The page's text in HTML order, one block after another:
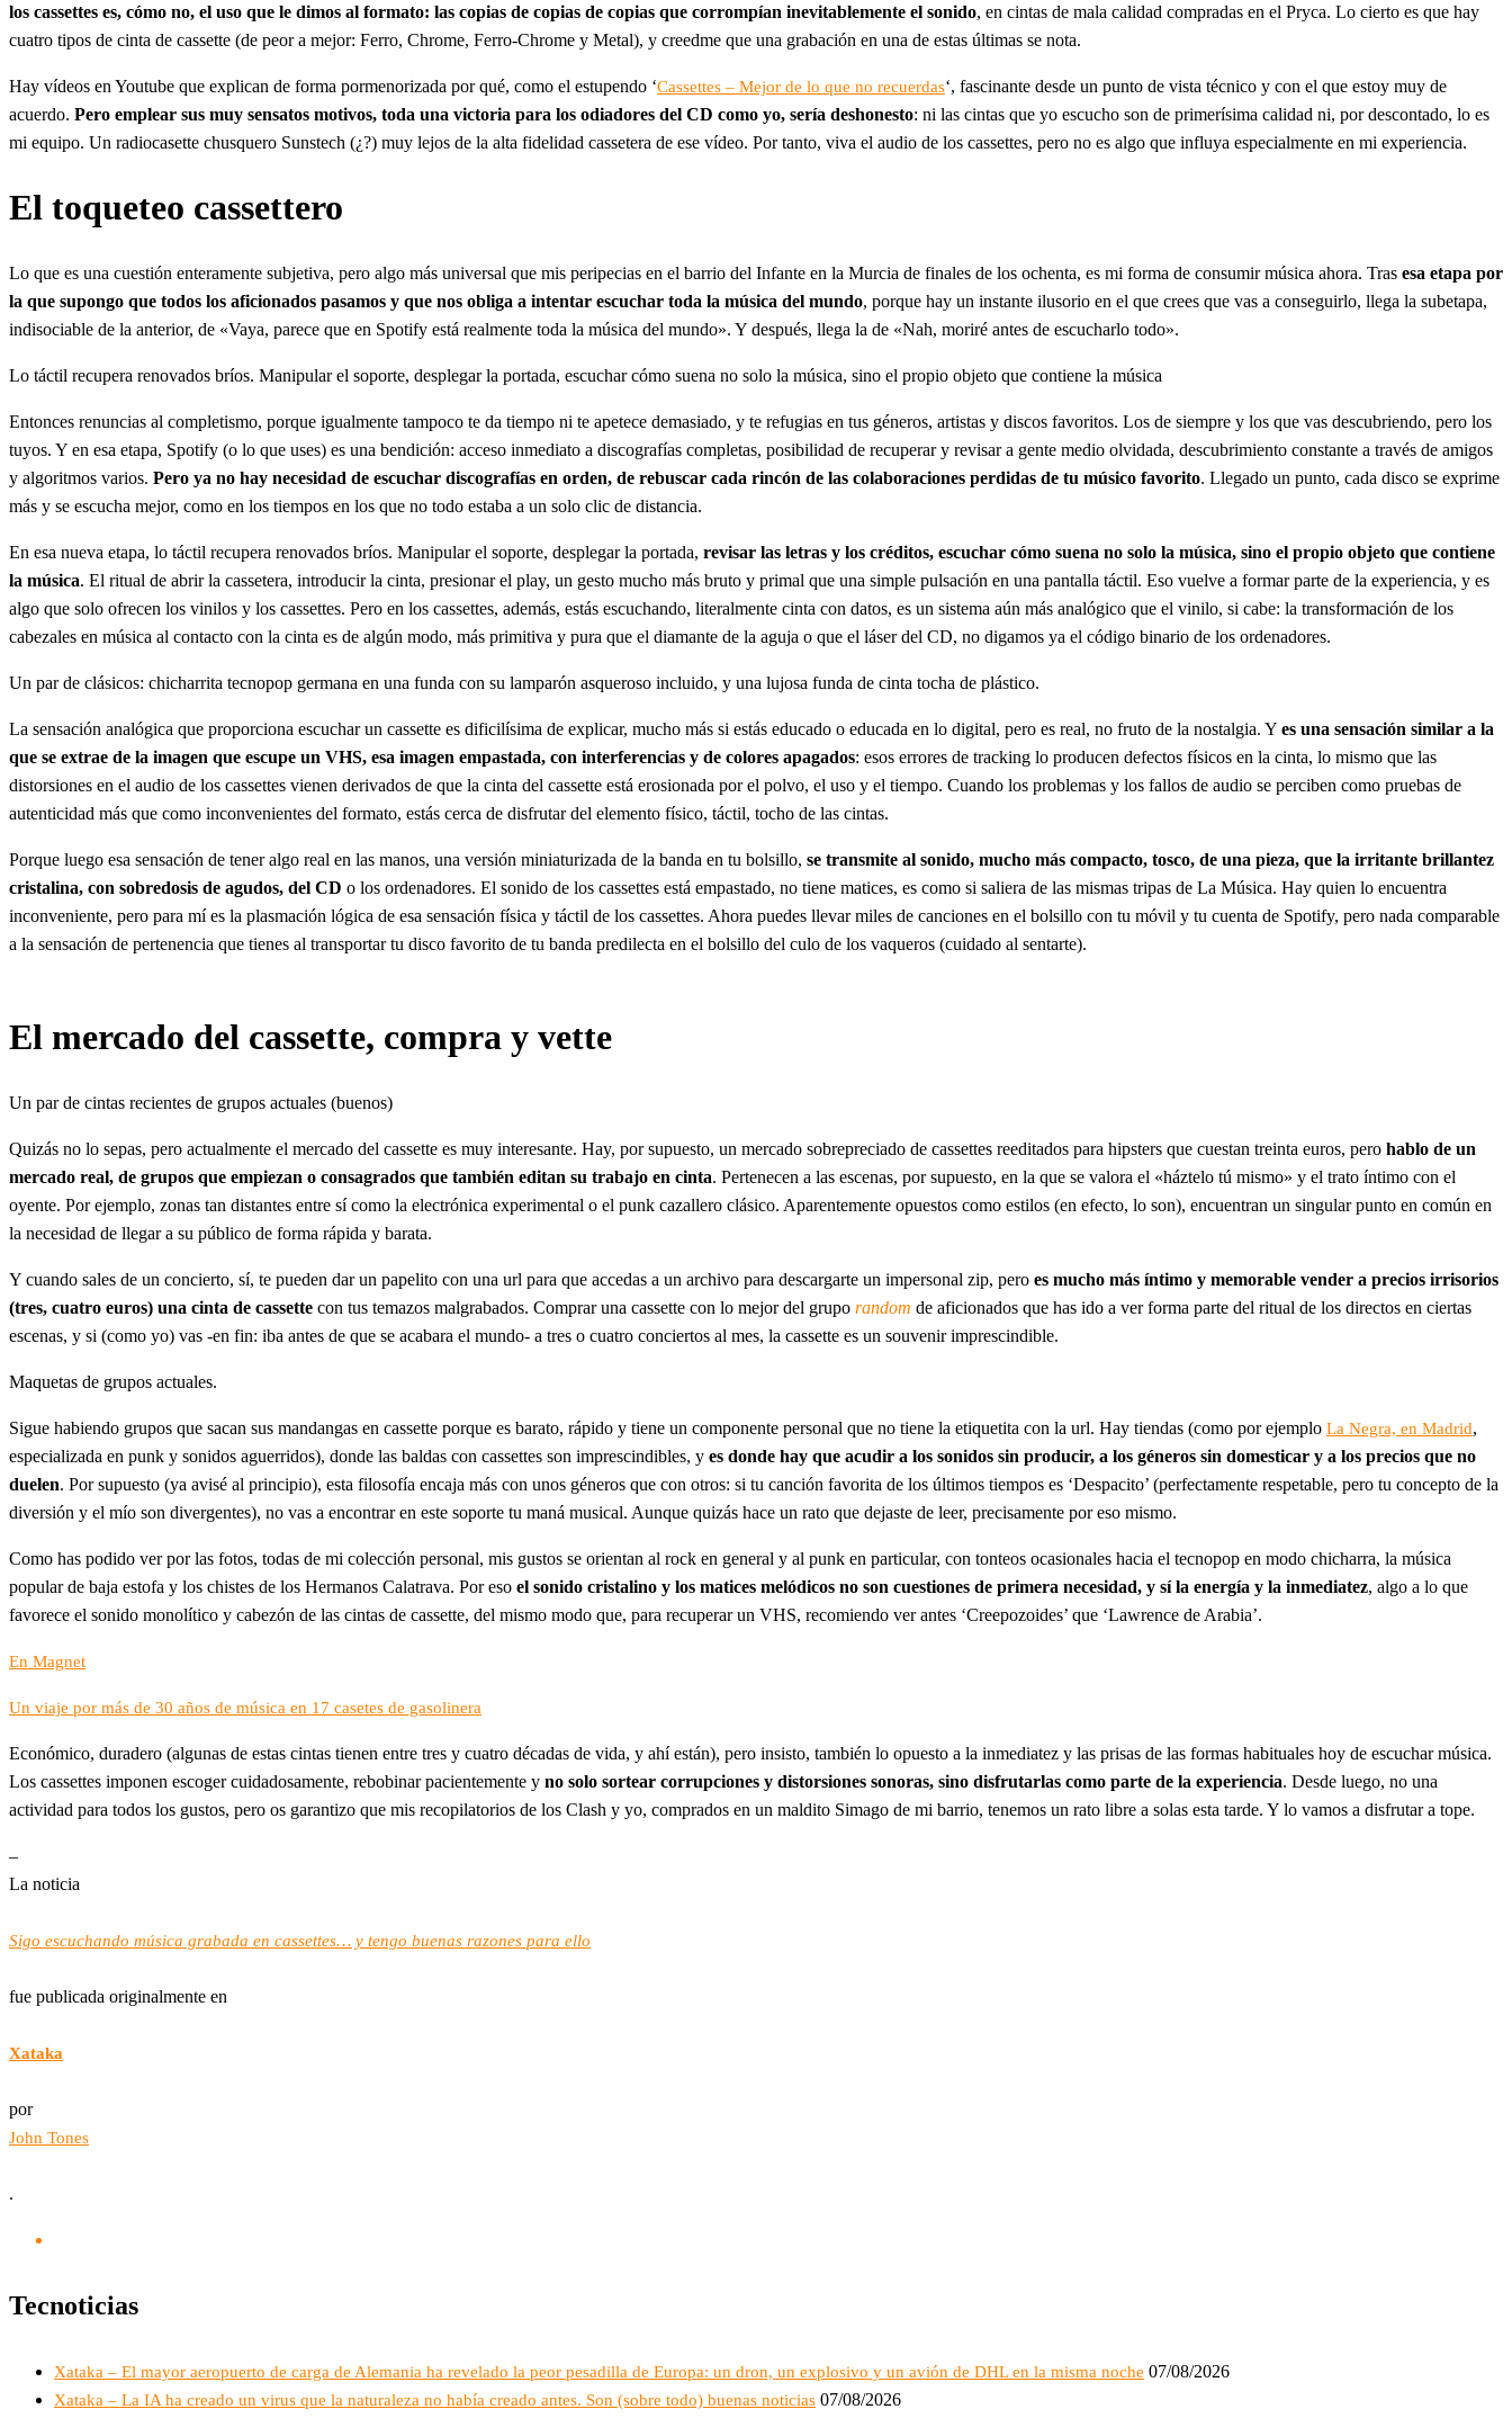
los cassettes es, cómo no, el uso que le dimos al formato: las copias de copias de copias que corrompían inevitablemente el sonido, en cintas de mala calidad compradas en el Pryca. Lo cierto es que hay
cuatro tipos de cinta de cassette (de peor a mejor: Ferro, Chrome, Ferro-Chrome y Metal), y creedme que una grabación en una de estas últimas se nota.
Hay vídeos en Youtube que explican de forma pormenorizada por qué, como el estupendo ‘Cassettes – Mejor de lo que no recuerdas‘, fascinante desde un punto de vista técnico y con el que estoy muy de
acuerdo. Pero emplear sus muy sensatos motivos, toda una victoria para los odiadores del CD como yo, sería deshonesto: ni las cintas que yo escucho son de primerísima calidad ni, por descontado, lo es
mi equipo. Un radiocasette chusquero Sunstech (¿?) muy lejos de la alta fidelidad cassetera de ese vídeo. Por tanto, viva el audio de los cassettes, pero no es algo que influya especialmente en mi experiencia.
El toqueteo cassettero
Lo que es una cuestión enteramente subjetiva, pero algo más universal que mis peripecias en el barrio del Infante en la Murcia de finales de los ochenta, es mi forma de consumir música ahora. Tras esa etapa por
la que supongo que todos los aficionados pasamos y que nos obliga a intentar escuchar toda la música del mundo, porque hay un instante ilusorio en el que crees que vas a conseguirlo, llega la subetapa,
indisociable de la anterior, de «Vaya, parece que en Spotify está realmente toda la música del mundo». Y después, llega la de «Nah, moriré antes de escucharlo todo».
Lo táctil recupera renovados bríos. Manipular el soporte, desplegar la portada, escuchar cómo suena no solo la música, sino el propio objeto que contiene la música
Entonces renuncias al completismo, porque igualmente tampoco te da tiempo ni te apetece demasiado, y te refugias en tus géneros, artistas y discos favoritos. Los de siempre y los que vas descubriendo, pero los
tuyos. Y en esa etapa, Spotify (o lo que uses) es una bendición: acceso inmediato a discografías completas, posibilidad de recuperar y revisar a gente medio olvidada, descubrimiento constante a través de amigos
y algoritmos varios. Pero ya no hay necesidad de escuchar discografías en orden, de rebuscar cada rincón de las colaboraciones perdidas de tu músico favorito. Llegado un punto, cada disco se exprime
más y se escucha mejor, como en los tiempos en los que no todo estaba a un solo clic de distancia.
En esa nueva etapa, lo táctil recupera renovados bríos. Manipular el soporte, desplegar la portada, revisar las letras y los créditos, escuchar cómo suena no solo la música, sino el propio objeto que contiene
la música. El ritual de abrir la cassetera, introducir la cinta, presionar el play, un gesto mucho más bruto y primal que una simple pulsación en una pantalla táctil. Eso vuelve a formar parte de la experiencia, y es
algo que solo ofrecen los vinilos y los cassettes. Pero en los cassettes, además, estás escuchando, literalmente cinta con datos, es un sistema aún más analógico que el vinilo, si cabe: la transformación de los
cabezales en música al contacto con la cinta es de algún modo, más primitiva y pura que el diamante de la aguja o que el láser del CD, no digamos ya el código binario de los ordenadores.
Un par de clásicos: chicharrita tecnopop germana en una funda con su lamparón asqueroso incluido, y una lujosa funda de cinta tocha de plástico.
La sensación analógica que proporciona escuchar un cassette es dificilísima de explicar, mucho más si estás educado o educada en lo digital, pero es real, no fruto de la nostalgia. Y es una sensación similar a la
que se extrae de la imagen que escupe un VHS, esa imagen empastada, con interferencias y de colores apagados: esos errores de tracking lo producen defectos físicos en la cinta, lo mismo que las
distorsiones en el audio de los cassettes vienen derivados de que la cinta del cassette está erosionada por el polvo, el uso y el tiempo. Cuando los problemas y los fallos de audio se perciben como pruebas de
autenticidad más que como inconvenientes del formato, estás cerca de disfrutar del elemento físico, táctil, tocho de las cintas.
Porque luego esa sensación de tener algo real en las manos, una versión miniaturizada de la banda en tu bolsillo, se transmite al sonido, mucho más compacto, tosco, de una pieza, que la irritante brillantez
cristalina, con sobredosis de agudos, del CD o los ordenadores. El sonido de los cassettes está empastado, no tiene matices, es como si saliera de las mismas tripas de La Música. Hay quien lo encuentra
inconveniente, pero para mí es la plasmación lógica de esa sensación física y táctil de los cassettes. Ahora puedes llevar miles de canciones en el bolsillo con tu móvil y tu cuenta de Spotify, pero nada comparable
a la sensación de pertenencia que tienes al transportar tu disco favorito de tu banda predilecta en el bolsillo del culo de los vaqueros (cuidado al sentarte).
El mercado del cassette, compra y vette
Un par de cintas recientes de grupos actuales (buenos)
Quizás no lo sepas, pero actualmente el mercado del cassette es muy interesante. Hay, por supuesto, un mercado sobrepreciado de cassettes reeditados para hipsters que cuestan treinta euros, pero hablo de un
mercado real, de grupos que empiezan o consagrados que también editan su trabajo en cinta. Pertenecen a las escenas, por supuesto, en la que se valora el «háztelo tú mismo» y el trato íntimo con el
oyente. Por ejemplo, zonas tan distantes entre sí como la electrónica experimental o el punk cazallero clásico. Aparentemente opuestos como estilos (en efecto, lo son), encuentran un singular punto en común en
la necesidad de llegar a su público de forma rápida y barata.
Y cuando sales de un concierto, sí, te pueden dar un papelito con una url para que accedas a un archivo para descargarte un impersonal zip, pero es mucho más íntimo y memorable vender a precios irrisorios
(tres, cuatro euros) una cinta de cassette con tus temazos malgrabados. Comprar una cassette con lo mejor del grupo random de aficionados que has ido a ver forma parte del ritual de los directos en ciertas
escenas, y si (como yo) vas -en fin: iba antes de que se acabara el mundo- a tres o cuatro conciertos al mes, la cassette es un souvenir imprescindible.
Maquetas de grupos actuales.
Sigue habiendo grupos que sacan sus mandangas en cassette porque es barato, rápido y tiene un componente personal que no tiene la etiquetita con la url. Hay tiendas (como por ejemplo La Negra, en Madrid,
especializada en punk y sonidos aguerridos), donde las baldas con cassettes son imprescindibles, y es donde hay que acudir a los sonidos sin producir, a los géneros sin domesticar y a los precios que no
duelen. Por supuesto (ya avisé al principio), esta filosofía encaja más con unos géneros que con otros: si tu canción favorita de los últimos tiempos es ‘Despacito’ (perfectamente respetable, pero tu concepto de la
diversión y el mío son divergentes), no vas a encontrar en este soporte tu maná musical. Aunque quizás hace un rato que dejaste de leer, precisamente por eso mismo.
Como has podido ver por las fotos, todas de mi colección personal, mis gustos se orientan al rock en general y al punk en particular, con tonteos ocasionales hacia el tecnopop en modo chicharra, la música
popular de baja estofa y los chistes de los Hermanos Calatrava. Por eso el sonido cristalino y los matices melódicos no son cuestiones de primera necesidad, y sí la energía y la inmediatez, algo a lo que
favorece el sonido monolítico y cabezón de las cintas de cassette, del mismo modo que, para recuperar un VHS, recomiendo ver antes ‘Creepozoides’ que ‘Lawrence de Arabia’.
En Magnet
Un viaje por más de 30 años de música en 17 casetes de gasolinera
Económico, duradero (algunas de estas cintas tienen entre tres y cuatro décadas de vida, y ahí están), pero insisto, también lo opuesto a la inmediatez y las prisas de las formas habituales hoy de escuchar música.
Los cassettes imponen escoger cuidadosamente, rebobinar pacientemente y no solo sortear corrupciones y distorsiones sonoras, sino disfrutarlas como parte de la experiencia. Desde luego, no una
actividad para todos los gustos, pero os garantizo que mis recopilatorios de los Clash y yo, comprados en un maldito Simago de mi barrio, tenemos un rato libre a solas esta tarde. Y lo vamos a disfrutar a tope.
–
La noticia
Sigo escuchando música grabada en cassettes… y tengo buenas razones para ello
fue publicada originalmente en
Xataka
por
John Tones
.
Tecnoticias
Xataka – El mayor aeropuerto de carga de Alemania ha revelado la peor pesadilla de Europa: un dron, un explosivo y un avión de DHL en la misma noche 07/08/2026
Xataka – La IA ha creado un virus que la naturaleza no había creado antes. Son (sobre todo) buenas noticias 07/08/2026